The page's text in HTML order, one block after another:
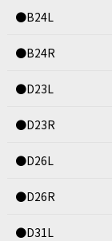
●B24L
●B24R
●D23L
●D23R
●D26L
●D26R
●D31L